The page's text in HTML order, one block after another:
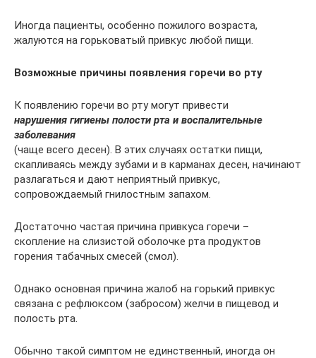
Иногда пациенты, особенно пожилого возраста,
жалуются на горьковатый привкус любой пищи.
Возможные причины появления горечи во рту
К появлению горечи во рту могут привести
нарушения гигиены полости рта и воспалительные
заболевания
(чаще всего десен). В этих случаях остатки пищи,
скапливаясь между зубами и в карманах десен, начинают
разлагаться и дают неприятный привкус,
сопровождаемый гнилостным запахом.
Достаточно частая причина привкуса горечи –
скопление на слизистой оболочке рта продуктов
горения табачных смесей (смол).
Однако основная причина жалоб на горький привкус
связана с рефлюксом (забросом) желчи в пищевод и
полость рта.
Обычно такой симптом не единственный, иногда он